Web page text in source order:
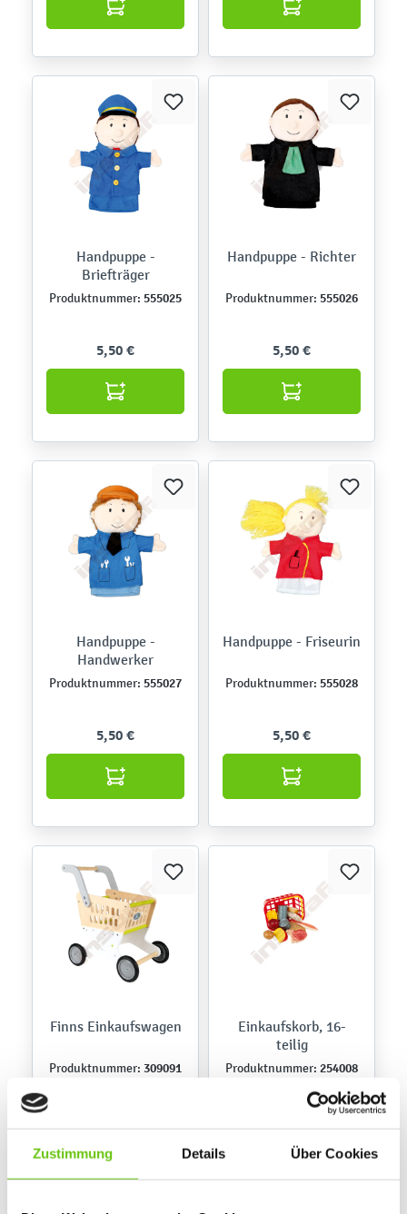
Zustimmung Details Über Cookies
Handpuppe -
Briefträger
Produktnummer: 555025
5,50 €
Handpuppe - Richter
Produktnummer: 555026
5,50 €
Handpuppe -
Handwerker
Produktnummer: 555027
5,50 €
Handpuppe - Friseurin
Produktnummer: 555028
5,50 €
Finns Einkaufswagen
Produktnummer: 309091
Einkaufskorb, 16-
teilig
Produktnummer: 254008